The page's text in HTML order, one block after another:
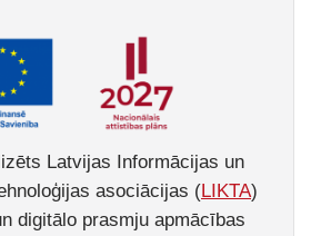
Latvijas Informācijas un
asociācijas (LIKTA)
digitālo prasmju apmācības